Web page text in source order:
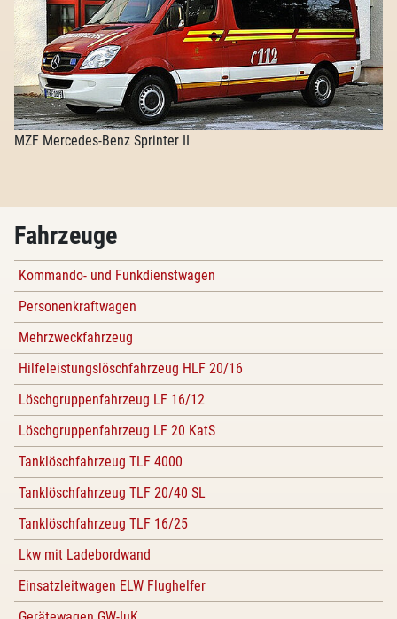
MZF Mercedes-Benz Sprinter II
Fahrzeuge
Kommando- und Funkdienstwagen
Personenkraftwagen
Mehrzweckfahrzeug
Hilfeleistungslöschfahrzeug HLF 20/16
Löschgruppenfahrzeug LF 16/12
Löschgruppenfahrzeug LF 20 KatS
Tanklöschfahrzeug TLF 4000
Tanklöschfahrzeug TLF 20/40 SL
Tanklöschfahrzeug TLF 16/25
Lkw mit Ladebordwand
Einsatzleitwagen ELW Flughelfer